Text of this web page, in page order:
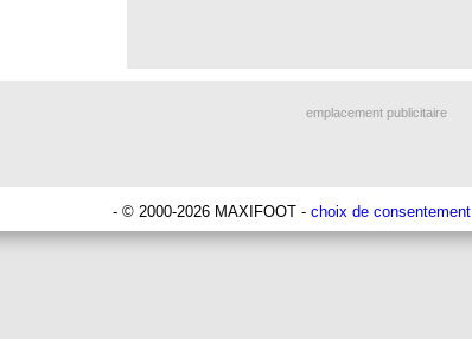
emplacement publicitaire
- © 2000-2026 MAXIFOOT - choix de consentement